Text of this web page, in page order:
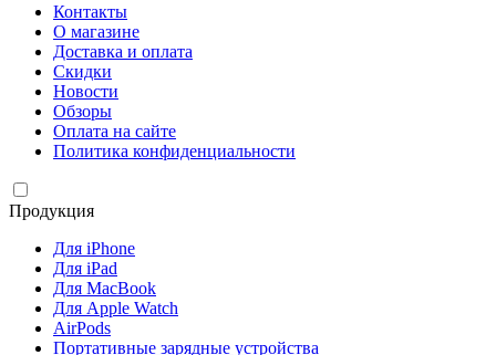
Контакты
О магазине
Доставка и оплата
Скидки
Новости
Обзоры
Оплата на сайте
Политика конфиденциальности
Продукция
Для iPhone
Для iPad
Для MacBook
Для Apple Watch
AirPods
Портативные зарядные устройства